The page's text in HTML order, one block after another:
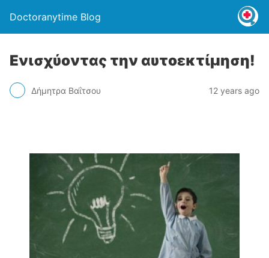
Doctoranytime Blog
Ενισχύοντας την αυτοεκτίμηση!
Δήμητρα Βαΐτσου 12 years ago